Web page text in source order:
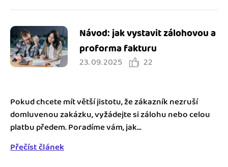
Návod: jak vystavit zálohovou a
proforma fakturu
23. 09. 2025 22
Pokud chcete mít větší jistotu, že zákazník nezruší
domluvenou zakázku, vyžádejte si zálohu nebo celou
platbu předem. Poradíme vám, jak...
Přečíst článek